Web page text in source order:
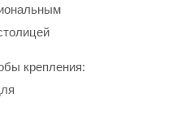
крепления: